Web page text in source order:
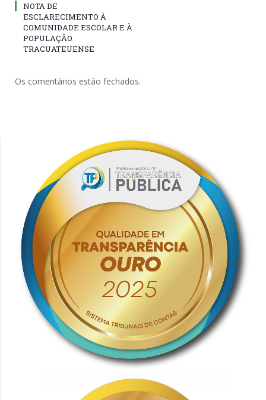
NOTA DE
ESCLARECIMENTO À
COMUNIDADE ESCOLAR E À
POPULAÇÃO
TRACUATEUENSE
Os comentários estão fechados.